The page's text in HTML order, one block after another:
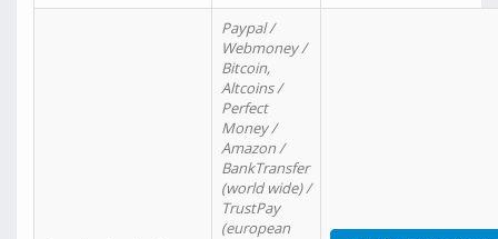
Paypal /
Webmoney /
Bitcoin,
Altcoins /
Perfect
Money /
Amazon /
BankTransfer
(world wide) /
TrustPay
(european